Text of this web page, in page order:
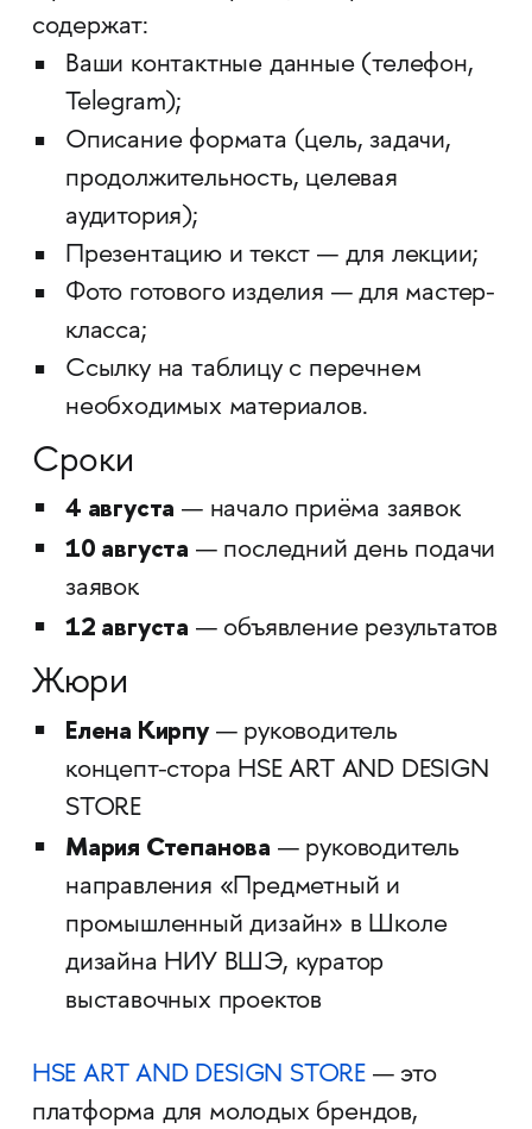
содержат:
Ваши контактные данные (телефон,
Telegram);
Описание формата (цель, задачи,
продолжительность, целевая
аудитория);
Презентацию и текст — для лекции;
Фото готового изделия — для мастер-
класса;
Ссылку на таблицу с перечнем
необходимых материалов.
Сроки
4 августа — начало приёма заявок
10 августа — последний день подачи
заявок
12 августа — объявление результатов
Жюри
Елена Кирпу— руководитель
концепт-стора HSE ART AND DESIGN
STORE
Мария Степанова — руководитель
направления «Предметный и
промышленный дизайн» в Школе
дизайна НИУ ВШЭ, куратор
выставочных проектов
HSE ART AND DESIGN STORE — это
платформа для молодых брендов,